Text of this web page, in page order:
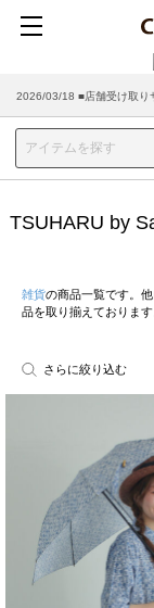
2026/03/18 ■店舗受け取り
TSUHARU by
雑貨の商品一覧です。
品を取り揃えております
さらに絞り込む